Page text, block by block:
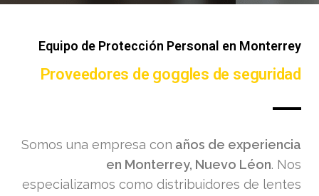
Equipo de Protección Personal en Monterrey
Proveedores de goggles de seguridad
Somos una empresa con años de experiencia
en Monterrey, Nuevo Léon. Nos
especializamos como distribuidores de lentes